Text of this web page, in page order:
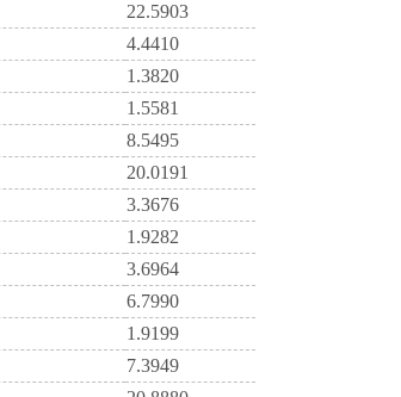
22.5903
4.4410
1.3820
1.5581
8.5495
20.0191
3.3676
1.9282
3.6964
6.7990
1.9199
7.3949